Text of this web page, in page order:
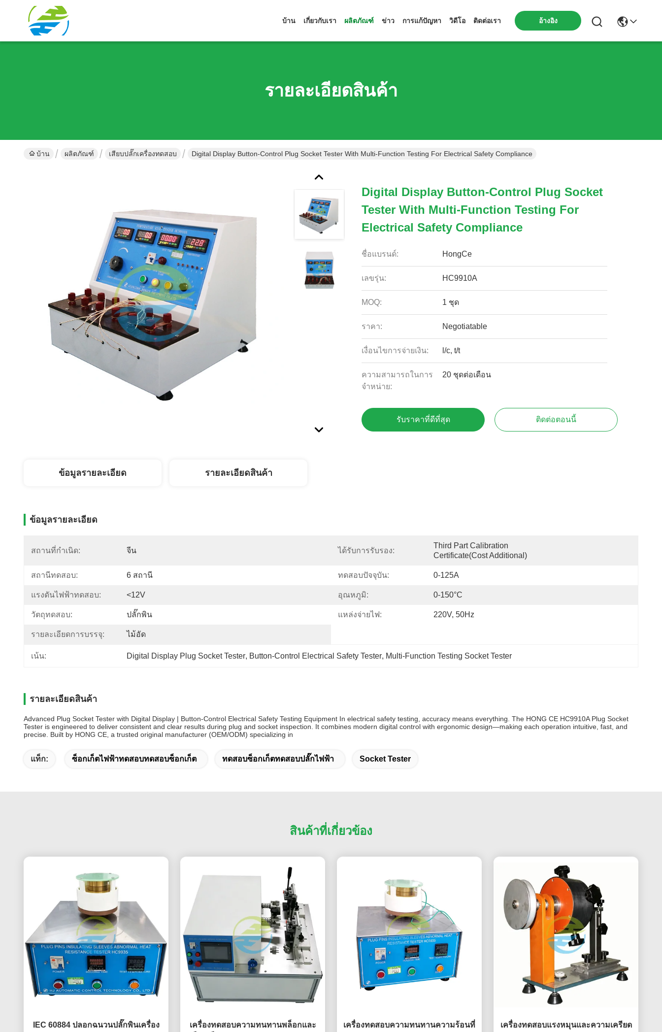
บ้าน เกี่ยวกับเรา ผลิตภัณฑ์ ข่าว การแก้ปัญหา วิดีโอ ติดต่อเรา อ้างอิง
รายละเอียดสินค้า
บ้าน ผลิตภัณฑ์ เสียบปลั๊กเครื่องทดสอบ Digital Display Button-Control Plug Socket Tester With Multi-Function Testing For Electrical Safety Compliance
Digital Display Button-Control Plug Socket
Tester With Multi-Function Testing For
Electrical Safety Compliance
ชื่อแบรนด์: HongCe
เลขรุ่น: HC9910A
MOQ: 1 ชุด
ราคา: Negotiatable
เงื่อนไขการจ่ายเงิน: l/c, t/t
ความสามารถในการ
จําหน่าย:
20 ชุดต่อเดือน
รับราคาที่ดีที่สุด ติดต่อตอนนี้
ข้อมูลรายละเอียด รายละเอียดสินค้า
ข้อมูลรายละเอียด
สถานที่กำเนิด: จีน ได้รับการรับรอง:
Third Part Calibration
Certificate(cost Additional)
สถานีทดสอบ: 6 สถานี ทดสอบปัจจุบัน: 0-125A
แรงดันไฟฟ้าทดสอบ: <12V อุณหภูมิ: 0-150°C
วัตถุทดสอบ: ปลั๊กพิน แหล่งจ่ายไฟ: 220V, 50Hz
รายละเอียดการบรรจุ: ไม้อัด
เน้น: Digital Display Plug Socket Tester, Button-Control Electrical Safety Tester, Multi-Function Testing Socket Tester
รายละเอียดสินค้า
Advanced Plug Socket Tester with Digital Display | Button-Control Electrical Safety Testing Equipment In electrical safety testing, accuracy means everything. The HONG CE HC9910A Plug Socket
Tester is engineered to deliver consistent and clear results during plug and socket inspection. It combines modern digital control with ergonomic design—making each operation intuitive, fast, and
precise. Built by HONG CE, a trusted original manufacturer (OEM/ODM) specializing in
แท็ก: ซ็อกเก็ตไฟฟ้าทดสอบทดสอบซ็อกเก็ต ทดสอบซ็อกเก็ตทดสอบปลั๊กไฟฟ้า Socket Tester
สินค้าที่เกี่ยวข้อง
IEC 60884 ปลอกฉนวนปลั๊กพินเครื่อง
เครื่องทดสอบความทนทานพล็อกและ
เครื่องทดสอบความทนทานความร้อนที่
เครื่องทดสอบแรงหมุนและความเครียด